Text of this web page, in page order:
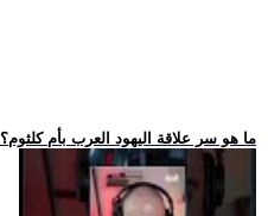
.. ما هو سر علاقة اليهود العرب بأم كلثوم؟